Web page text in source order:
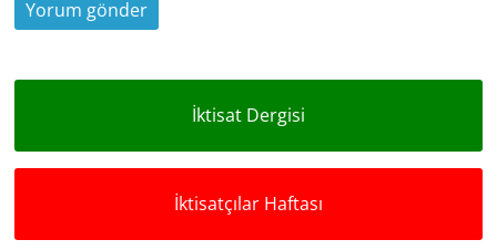
İktisat Dergisi
İktisatçılar Haftası